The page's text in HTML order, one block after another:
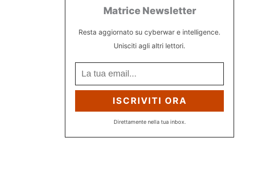
Matrice Newsletter
Resta aggiornato su cyberwar e intelligence.
Unisciti agli altri lettori.
ISCRIVITI ORA
Direttamente nella tua inbox.